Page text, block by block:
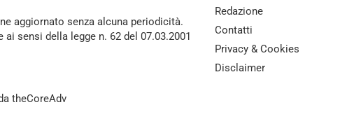
aggiornato senza alcuna periodicità.
sensi della legge n. 62 del 07.03.2001
theCoreAdv
Redazione
Contatti
Privacy & Cookies
Disclaimer